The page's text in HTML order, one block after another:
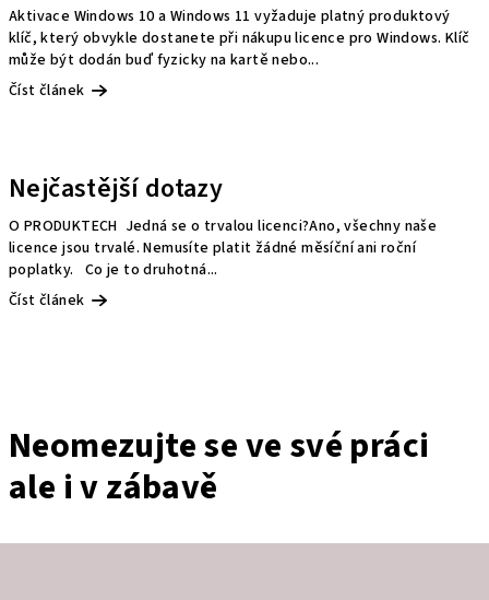
Aktivace Windows 10 a Windows 11 vyžaduje platný produktový
klíč, který obvykle dostanete při nákupu licence pro Windows. Klíč
může být dodán buď fyzicky na kartě nebo...
Číst článek
Nejčastější dotazy
O PRODUKTECH Jedná se o trvalou licenci?Ano, všechny naše
licence jsou trvalé. Nemusíte platit žádné měsíční ani roční
poplatky. Co je to druhotná...
Číst článek
Neomezujte se ve své práci
ale i v zábavě